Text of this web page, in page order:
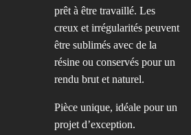
prêt à être travaillé. Les
creux et irrégularités peuvent
être sublimés avec de la
résine ou conservés pour un
rendu brut et naturel.
Pièce unique, idéale pour un
projet d’exception.